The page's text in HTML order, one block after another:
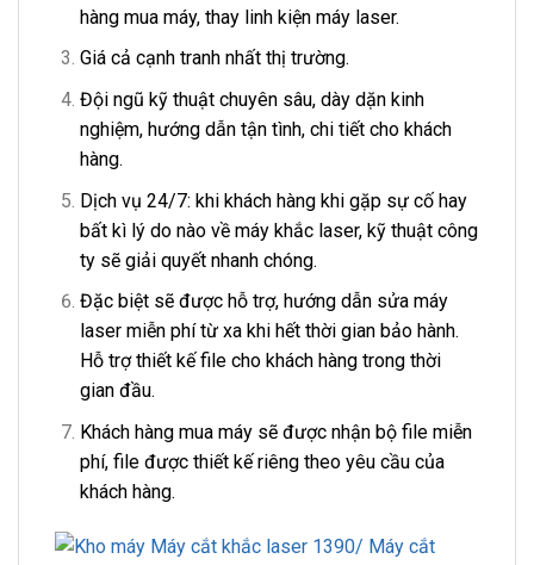
hàng mua máy, thay linh kiện máy laser.
Giá cả cạnh tranh nhất thị trường.
Đội ngũ kỹ thuật chuyên sâu, dày dặn kinh
nghiệm, hướng dẫn tận tình, chi tiết cho khách
hàng.
Dịch vụ 24/7: khi khách hàng khi gặp sự cố hay
bất kì lý do nào về máy khắc laser, kỹ thuật công
ty sẽ giải quyết nhanh chóng.
Đặc biệt sẽ được hỗ trợ, hướng dẫn sửa máy
laser miễn phí từ xa khi hết thời gian bảo hành.
Hỗ trợ thiết kế file cho khách hàng trong thời
gian đầu.
Khách hàng mua máy sẽ được nhận bộ file miễn
phí, file được thiết kế riêng theo yêu cầu của
khách hàng.